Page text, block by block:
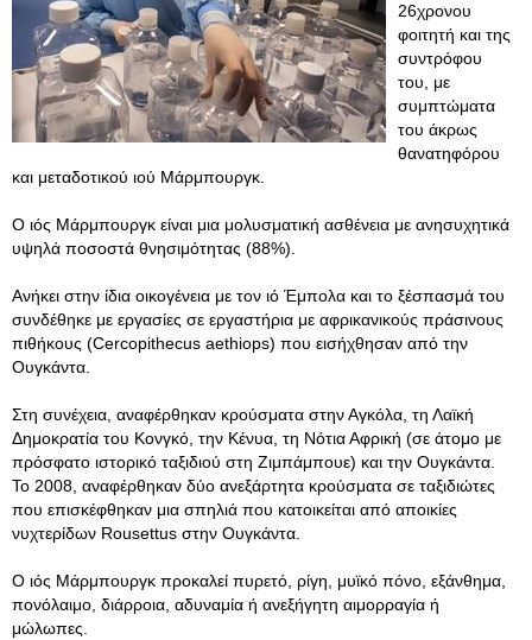
26χρονου
φοιτητή και της
συντρόφου
του, με
συμπτώματα
του άκρως
θανατηφόρου
και μεταδοτικού ιού Μάρμπουργκ.
Ο ιός Μάρμπουργκ είναι μια μολυσματική ασθένεια με ανησυχητικά
υψηλά ποσοστά θνησιμότητας (88%).
Ανήκει στην ίδια οικογένεια με τον ιό Έμπολα και το ξέσπασμά του
συνδέθηκε με εργασίες σε εργαστήρια με αφρικανικούς πράσινους
πιθήκους (Cercopithecus aethiops) που εισήχθησαν από την
Ουγκάντα.
Στη συνέχεια, αναφέρθηκαν κρούσματα στην Αγκόλα, τη Λαϊκή
Δημοκρατία του Κονγκό, την Κένυα, τη Νότια Αφρική (σε άτομο με
πρόσφατο ιστορικό ταξιδιού στη Ζιμπάμπουε) και την Ουγκάντα.
Το 2008, αναφέρθηκαν δύο ανεξάρτητα κρούσματα σε ταξιδιώτες
που επισκέφθηκαν μια σπηλιά που κατοικείται από αποικίες
νυχτερίδων Rousettus στην Ουγκάντα.
Ο ιός Μάρμπουργκ προκαλεί πυρετό, ρίγη, μυϊκό πόνο, εξάνθημα,
πονόλαιμο, διάρροια, αδυναμία ή ανεξήγητη αιμορραγία ή
μώλωπες.